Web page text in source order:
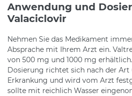
Anwendung und
Valaciclovir
Nehmen Sie das Medikament
Absprache mit Ihrem Arzt ein.
von 500 mg und 1000 mg
Dosierung richtet sich nach der
Erkrankung und wird vom Arzt
sollte mit reichlich Wasser